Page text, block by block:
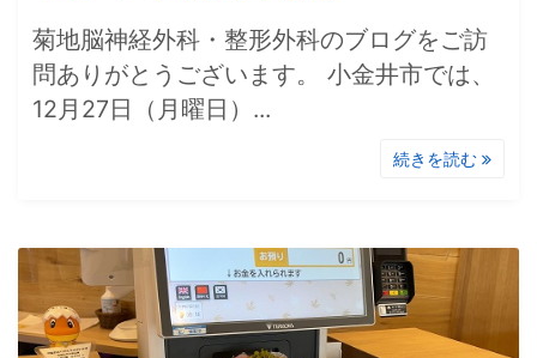
菊地脳神経外科・整形外科のブログをご訪
問ありがとうございます。 小金井市では、
12月27日（月曜日）...
続きを読む